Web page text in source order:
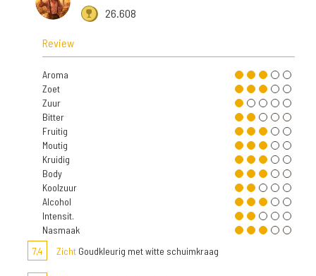
26.608
Review
Aroma
Zoet
Zuur
Bitter
Fruitig
Moutig
Kruidig
Body
Koolzuur
Alcohol
Intensit.
Nasmaak
7,4
Zicht Goudkleurig met witte schuimkraag